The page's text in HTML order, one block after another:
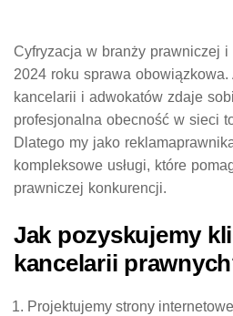
Cyfryzacja w branży prawniczej
2024 roku sprawa obowiązkowa.
kancelarii i adwokatów zdaje
profesjonalna obecność w sieci
Dlatego my jako
kompleksowe usługi, które
prawniczej konkurencji.
Jak pozyskujemy
kancelarii
Projektujemy strony